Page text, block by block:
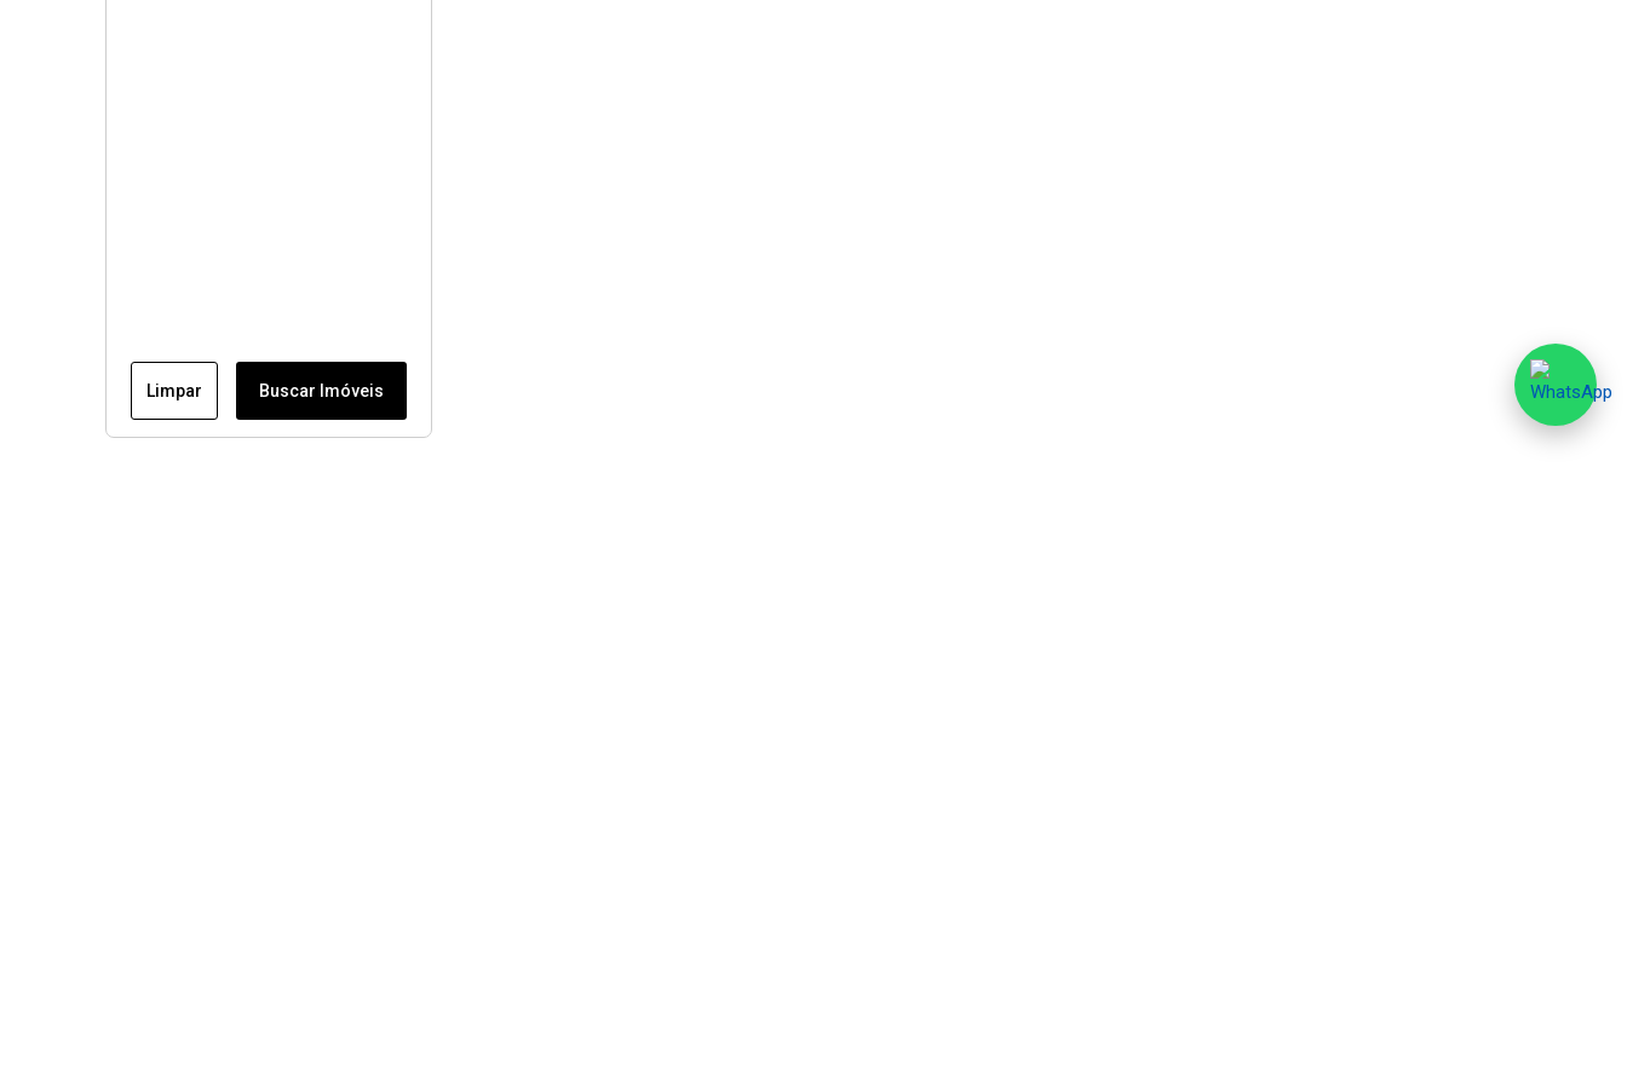
Limpar Buscar Imóveis